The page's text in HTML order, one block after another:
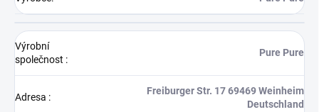
Výrobní
společnost :
Pure Pure
Adresa :
Freiburger Str. 17 69469 Weinheim
Deutschland